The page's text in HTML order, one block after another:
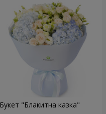
Букет "Блакитна казка"